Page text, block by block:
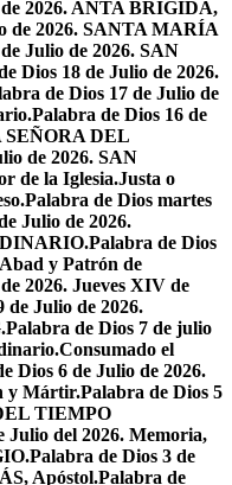
2026. ANTA BRÍGIDA,
de 2026. SANTA MARÍA
Julio de 2026. SAN
Dios 18 de Julio de 2026.
de Dios 17 de Julio de
Palabra de Dios 16 de
SEÑORA DEL
de 2026. SAN
de la Iglesia.Justa o
Palabra de Dios martes
Julio de 2026.
Palabra de Dios
y Patrón de
2026. Jueves XIV de
de Julio de 2026.
Palabra de Dios 7 de julio
Consumado el
Dios 6 de Julio de 2026.
y Mártir.Palabra de Dios 5
TIEMPO
Julio del 2026. Memoria,
Palabra de Dios 3 de
Apóstol.Palabra de